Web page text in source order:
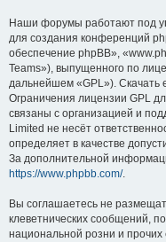
Наши форумы работают под
для создания конференций
обеспечение phpBB»,
Teams»), выпущенного по
дальнейшем «GPL»). Скачать
Ограничения лицензии GPL
связаны с организацией и
Limited не несёт
определяет в качестве
За дополнительной
https://www.phpbb.com/.
Вы соглашаетесь не
клеветнических сообщений,
национальной розни и